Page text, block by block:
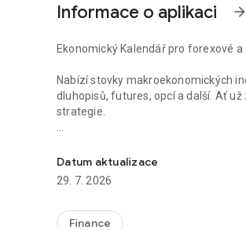
Informace o aplikaci arrow_forward
Ekonomický Kalendář pro forexové
Nabízí stovky makroekonomických
dluhopisů, futures, opcí a další. Ať
strategie.
Finanční zprávy a kalendář
Unie, Japonsko, UK, Německo,
Pokud obchodujete akcie dobře
Datum aktualizace
29. 7. 2026
Finance